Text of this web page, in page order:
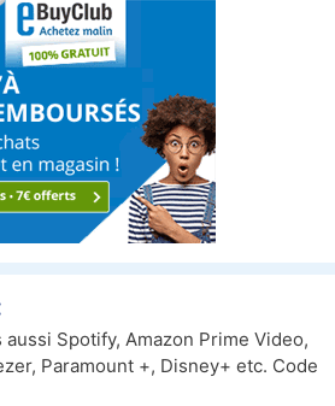
aussi Spotify, Amazon Prime Video,
Paramount +, Disney+ etc. Code